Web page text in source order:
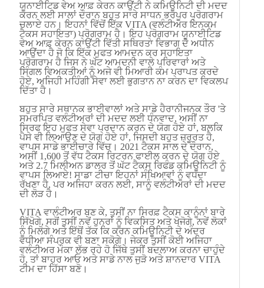
ਯੂਨਾਈਟਿਡ ਵੇਅ ਆਫ਼ ਕੇਰਨ ਕਾਉਂਟੀ ਨੇ ਕਮਿਊਨਿਟੀ ਦੀ ਮਦਦ
ਕਰਨ ਲਈ ਸਾਲਾਂ ਦੌਰਾਨ ਬਹੁਤ ਸਾਰੇ ਸਾਧਨ ਭਰਪੂਰ ਪ੍ਰੋਗਰਾਮ
ਚਲਾਏ ਹਨ। ਇਹਨਾਂ ਵਿੱਚੋਂ ਇੱਕ VITA (ਵਲੰਟੀਅਰ ਇਨਕਮ
ਟੈਕਸ ਸਹਾਇਤਾ) ਪ੍ਰੋਗਰਾਮ ਹੈ। ਇਹ ਪ੍ਰੋਗਰਾਮ ਯੂਨਾਈਟਿਡ
ਵੇਅ ਆਫ਼ ਕੇਰਨ ਕਾਉਂਟੀ ਵਿੱਤੀ ਸਥਿਰਤਾ ਵਿਭਾਗ ਦੇ ਅਧੀਨ
ਆਉਂਦਾ ਹੈ ਜੋ ਕਿ ਇੱਕ ਮੁਫਤ ਆਮਦਨ ਕਰ ਸਹਾਇਤਾ
ਪ੍ਰੋਗਰਾਮ ਹੈ ਜਿਸ ਨੇ ਘੱਟ ਆਮਦਨੀ ਵਾਲੇ ਪਰਿਵਾਰਾਂ ਅਤੇ
ਸਿੰਗਲ ਵਿਅਕਤੀਆਂ ਨੂੰ ਅਜੇ ਵੀ ਮਿਆਰੀ ਕੰਮ ਪ੍ਰਾਪਤ ਕਰਦੇ
ਹੋਏ, ਅਜਿਹੀ ਮਹਿੰਗੀ ਸੇਵਾ ਲਈ ਭੁਗਤਾਨ ਨਾ ਕਰਨ ਦਾ ਵਿਕਲਪ
ਦਿੱਤਾ ਹੈ।
ਬਹੁਤ ਸਾਰੇ ਸਥਾਨਕ ਭਾਈਵਾਲਾਂ ਅਤੇ ਸਾਡੇ ਹੈਰਾਨੀਜਨਕ ਤੌਰ 'ਤੇ
ਸਮਰਪਿਤ ਵਲੰਟੀਅਰਾਂ ਦੀ ਮਦਦ ਲਈ ਧੰਨਵਾਦ, ਅਸੀਂ ਨਾ
ਸਿਰਫ ਇਹ ਮੁਫਤ ਸੇਵਾ ਪ੍ਰਦਾਨ ਕਰਨ ਦੇ ਯੋਗ ਹੋਏ ਹਾਂ, ਬਲਕਿ
ਪੈਸੇ ਵੀ ਲਿਆਉਣ ਦੇ ਯੋਗ ਹੋਏ ਹਾਂ, ਜਿਸਦੀ ਬਹੁਤ ਜ਼ਰੂਰਤ ਹੈ,
ਵਾਪਸ ਸਾਡੇ ਭਾਈਚਾਰੇ ਵਿੱਚ। 2021 ਟੈਕਸ ਸਾਲ ਦੇ ਦੌਰਾਨ,
ਅਸੀਂ 1,600 ਤੋਂ ਵੱਧ ਟੈਕਸ ਰਿਟਰਨ ਫਾਈਲ ਕਰਨ ਦੇ ਯੋਗ ਹੋਏ
ਅਤੇ 2.7 ਮਿਲੀਅਨ ਡਾਲਰ ਤੋਂ ਘੱਟ ਟੈਕਸ ਰਿਫੰਡ ਕਮਿਊਨਿਟੀ ਨੂੰ
ਵਾਪਸ ਲਿਆਏ! ਸਾਡਾ ਟੀਚਾ ਇਹਨਾਂ ਸੰਖਿਆਵਾਂ ਨੂੰ ਵਧਦਾ
ਰੱਖਣਾ ਹੈ, ਪਰ ਅਜਿਹਾ ਕਰਨ ਲਈ, ਸਾਨੂੰ ਵਲੰਟੀਅਰਾਂ ਦੀ ਮਦਦ
ਦੀ ਲੋੜ ਹੈ।
VITA ਵਾਲੰਟੀਅਰ ਬਣ ਕੇ, ਤੁਸੀਂ ਨਾ ਸਿਰਫ਼ ਟੈਕਸ ਕਾਨੂੰਨਾਂ ਬਾਰੇ
ਸਿੱਖੋਗੇ, ਸਗੋਂ ਤੁਸੀਂ ਨਵੇਂ ਹੁਨਰਾਂ ਨੂੰ ਵਿਕਸਿਤ ਅਤੇ ਖੋਜੋਗੇ, ਨਵੇਂ ਲੋਕਾਂ
ਨੂੰ ਮਿਲੋਗੇ ਅਤੇ ਇੱਥੋਂ ਤੱਕ ਕਿ ਕਰਨ ਕਮਿਊਨਿਟੀ ਦੇ ਅੰਦਰ
ਵਧੀਆ ਸੰਪਰਕ ਵੀ ਬਣਾ ਸਕੋਗੇ। ਜੇਕਰ ਤੁਸੀਂ ਕੋਈ ਅਜਿਹਾ
ਵਲੰਟੀਅਰ ਮੌਕਾ ਲੱਭ ਰਹੇ ਹੋ ਜਿੱਥੇ ਤੁਸੀਂ ਬਦਲਾਅ ਕਰਨਾ ਚਾਹੁੰਦੇ
ਹੋ, ਤਾਂ ਬਾਹਰ ਆਓ ਅਤੇ ਸਾਡੇ ਨਾਲ ਜੁੜੋ ਅਤੇ ਸ਼ਾਨਦਾਰ VITA
ਟੀਮ ਦਾ ਹਿੱਸਾ ਬਣੋ।